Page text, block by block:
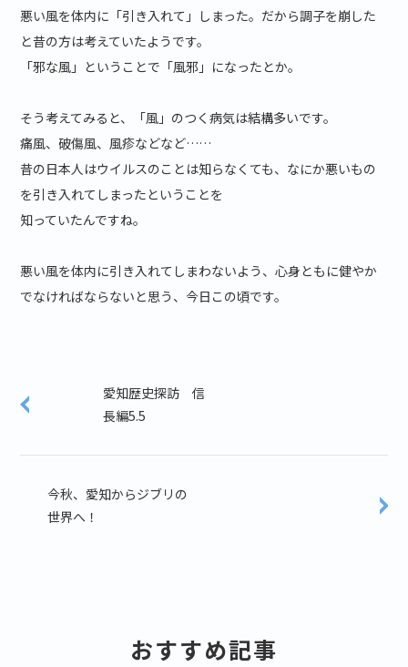
悪い風を体内に「引き入れて」しまった。だから調子を崩した
と昔の方は考えていたようです。
「邪な風」ということで「風邪」になったとか。
そう考えてみると、「風」のつく病気は結構多いです。
痛風、破傷風、風疹などなど……
昔の日本人はウイルスのことは知らなくても、なにか悪いもの
を引き入れてしまったということを
知っていたんですね。
悪い風を体内に引き入れてしまわないよう、心身ともに健やか
でなければならないと思う、今日この頃です。
愛知歴史探訪 信
長編5.5
今秋、愛知からジブリの
世界へ！
おすすめ記事